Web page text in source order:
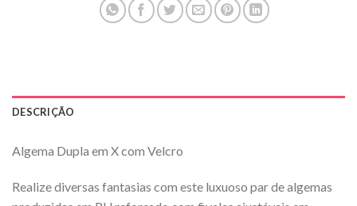
DESCRIÇÃO
Algema Dupla em X com Velcro
Realize diversas fantasias com este luxuoso par de algemas